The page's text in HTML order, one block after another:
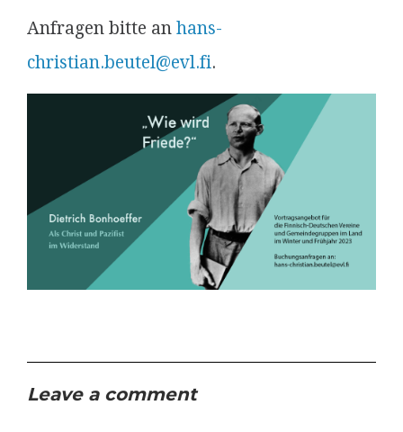
Anfragen bitte an hans-
christian.beutel@evl.fi.
Leave a comment